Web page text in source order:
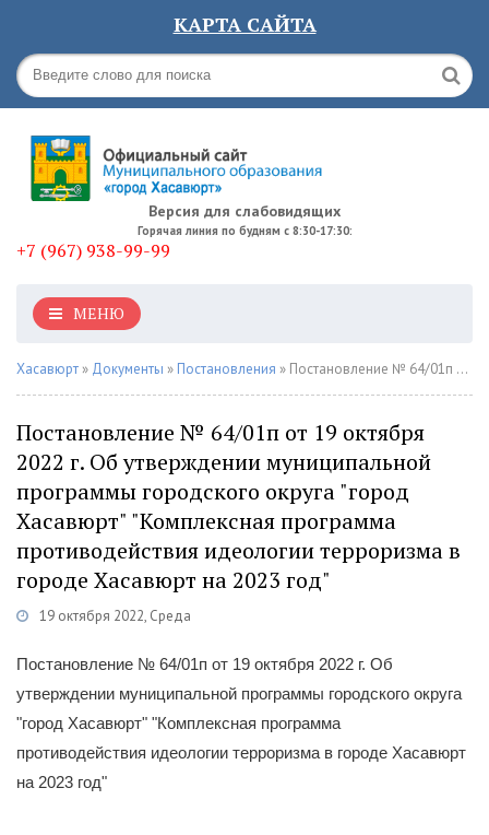
КАРТА САЙТА
Версия для слабовидящих
Горячая линия по будням с 8:30-17:30:
+7 (967) 938-99-99
МЕНЮ
Хасавюрт » Документы » Постановления » Постановление № 64/01п от 19 октября 2022 г. Об утверждении муниципальной программы городского округа "город Хасавюрт" "Комплексная программа противодействия идеологии терроризма в городе Хасавюрт на 2023 год"
Постановление № 64/01п от 19 октября
2022 г. Об утверждении муниципальной
программы городского округа "город
Хасавюрт" "Комплексная программа
противодействия идеологии терроризма в
городе Хасавюрт на 2023 год"
19 октября 2022, Среда
Постановление № 64/01п от 19 октября 2022 г. Об
утверждении муниципальной программы городского округа
"город Хасавюрт" "Комплексная программа
противодействия идеологии терроризма в городе Хасавюрт
на 2023 год"